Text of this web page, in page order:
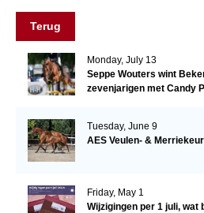
Terug
Monday, July 13
Seppe Wouters wint
zevenjarigen met Candy
Tuesday, June 9
AES Veulen- &
Friday, May 1
Wijzigingen per 1 juli, wat